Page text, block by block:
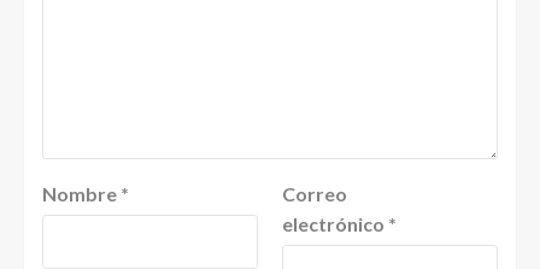
Nombre *
Correo
electrónico *